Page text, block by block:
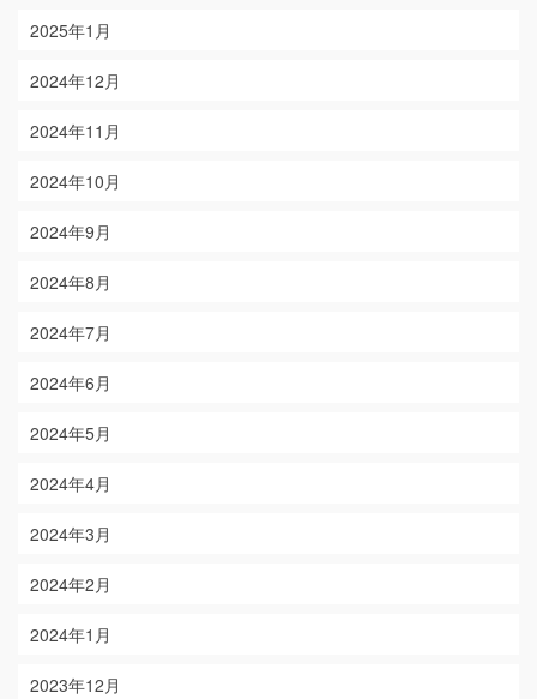
2025年1月
2024年12月
2024年11月
2024年10月
2024年9月
2024年8月
2024年7月
2024年6月
2024年5月
2024年4月
2024年3月
2024年2月
2024年1月
2023年12月